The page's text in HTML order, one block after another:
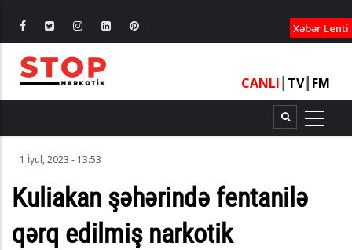
Xəbər Lenti
CANLI TV┃ FM
1 İyul, 2023 - 13:53
Kuliakan şəhərində fentanilə
qərq edilmiş narkotik